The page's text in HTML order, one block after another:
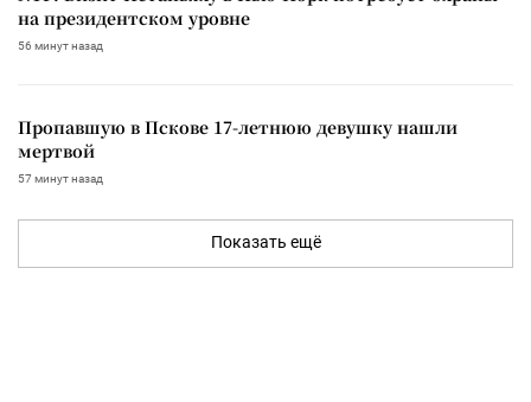
на президентском уровне
56 минут назад
Пропавшую в Пскове 17-летнюю девушку нашли
мертвой
57 минут назад
Показать ещё